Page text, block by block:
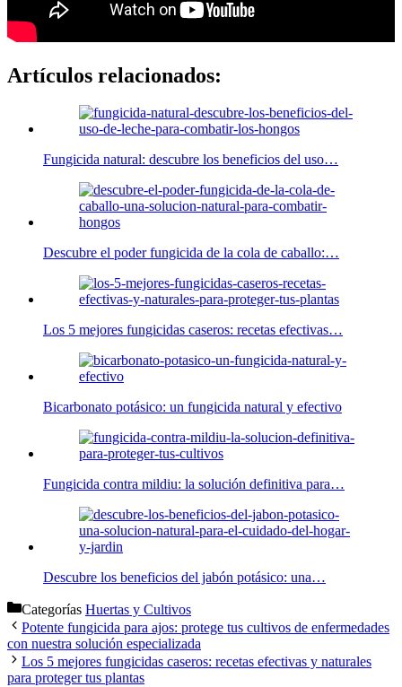
Artículos relacionados:
Fungicida natural: descubre los beneficios del uso…
Descubre el poder fungicida de la cola de caballo:…
Los 5 mejores fungicidas caseros: recetas efectivas…
Bicarbonato potásico: un fungicida natural y efectivo
Fungicida contra mildiu: la solución definitiva para…
Descubre los beneficios del jabón potásico: una…
Categorías Huertas y Cultivos
Potente fungicida para ajos: protege tus cultivos de enfermedades
con nuestra solución especializada
Los 5 mejores fungicidas caseros: recetas efectivas y naturales
para proteger tus plantas